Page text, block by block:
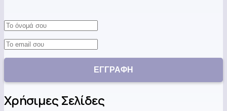
Χρήσιμες Σελίδες